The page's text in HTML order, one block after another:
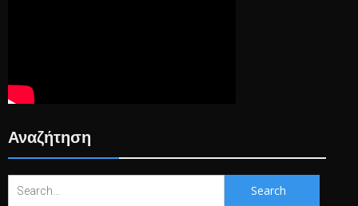
Αναζήτηση
for: